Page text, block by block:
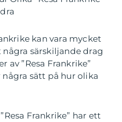
kan vara mycket
särskiljande drag
av ”Resa Frankrike”
några sätt på hur olika
Frankrike” har ett